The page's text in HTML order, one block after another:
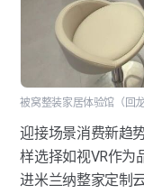
被窝整装家居体验馆（回龙
迎接场景消费新趋
样选择如视VR作为
进米兰纳整家定制